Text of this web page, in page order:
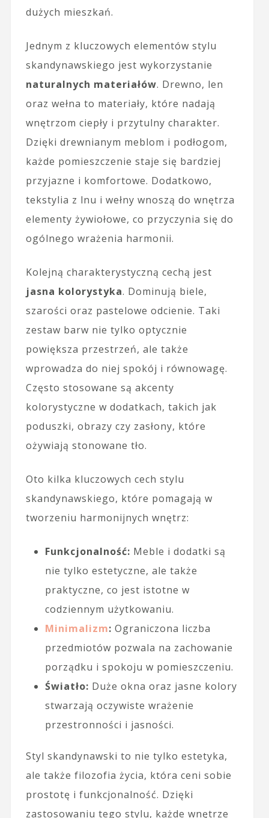
dużych mieszkań.
Jednym z kluczowych elementów stylu
skandynawskiego jest wykorzystanie
naturalnych materiałów. Drewno, len
oraz wełna to materiały, które nadają
wnętrzom ciepły i przytulny charakter.
Dzięki drewnianym meblom i podłogom,
każde pomieszczenie staje się bardziej
przyjazne i komfortowe. Dodatkowo,
tekstylia z lnu i wełny wnoszą do wnętrza
elementy żywiołowe, co przyczynia się do
ogólnego wrażenia harmonii.
Kolejną charakterystyczną cechą jest
jasna kolorystyka. Dominują biele,
szarości oraz pastelowe odcienie. Taki
zestaw barw nie tylko optycznie
powiększa przestrzeń, ale także
wprowadza do niej spokój i równowagę.
Często stosowane są akcenty
kolorystyczne w dodatkach, takich jak
poduszki, obrazy czy zasłony, które
ożywiają stonowane tło.
Oto kilka kluczowych cech stylu
skandynawskiego, które pomagają w
tworzeniu harmonijnych wnętrz:
Funkcjonalność: Meble i dodatki są
nie tylko estetyczne, ale także
praktyczne, co jest istotne w
codziennym użytkowaniu.
Minimalizm: Ograniczona liczba
przedmiotów pozwala na zachowanie
porządku i spokoju w pomieszczeniu.
Światło: Duże okna oraz jasne kolory
stwarzają oczywiste wrażenie
przestronności i jasności.
Styl skandynawski to nie tylko estetyka,
ale także filozofia życia, która ceni sobie
prostotę i funkcjonalność. Dzięki
zastosowaniu tego stylu, każde wnętrze